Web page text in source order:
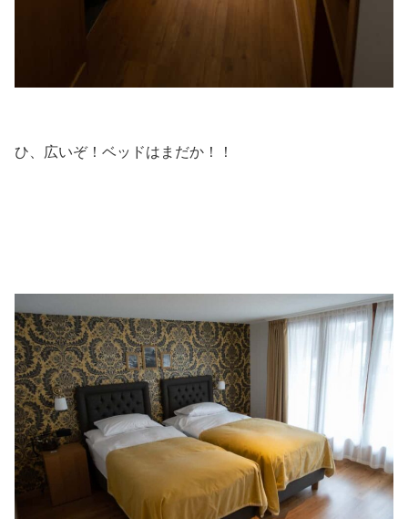
ひ、広いぞ！ベッドはまだか！！